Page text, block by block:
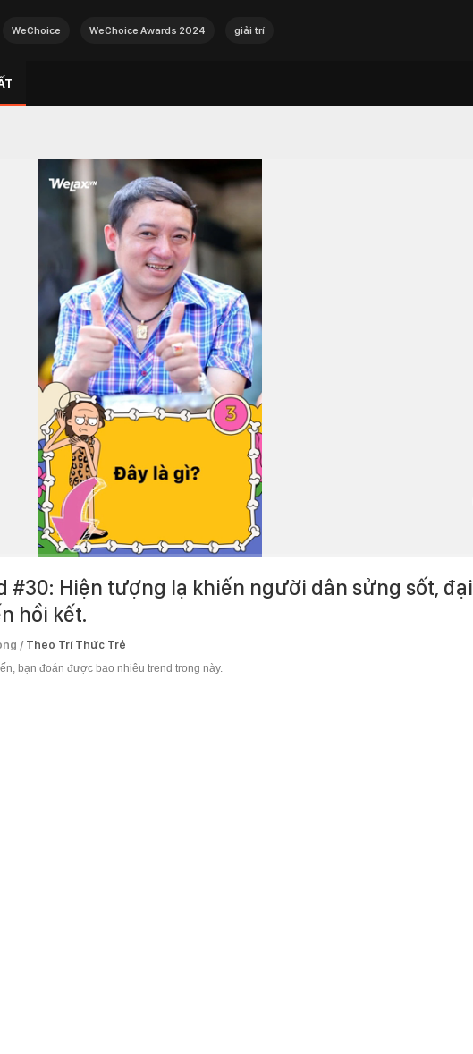
WeChoice WeChoice Awards 2024 giải trí
#30: Hiện tượng lạ khiến người dân sửng sốt, đại
hồi kết.
/Theo Trí Thức Trẻ
bạn đoán được bao nhiêu trend trong này.